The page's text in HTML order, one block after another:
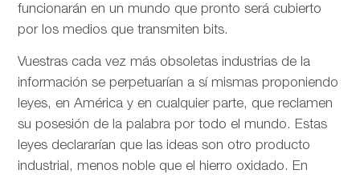
funcionarán en un mundo que pronto será cubierto
por los medios que transmiten bits.
Vuestras cada vez más obsoletas industrias de la
información se perpetuarían a sí mismas proponiendo
leyes, en América y en cualquier parte, que reclamen
su posesión de la palabra por todo el mundo. Estas
leyes declararían que las ideas son otro producto
industrial, menos noble que el hierro oxidado. En